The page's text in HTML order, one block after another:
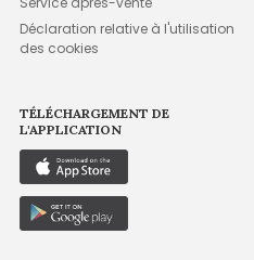
Déclaration relative à l'utilisation
des cookies
TÉLÉCHARGEMENT DE
L'APPLICATION